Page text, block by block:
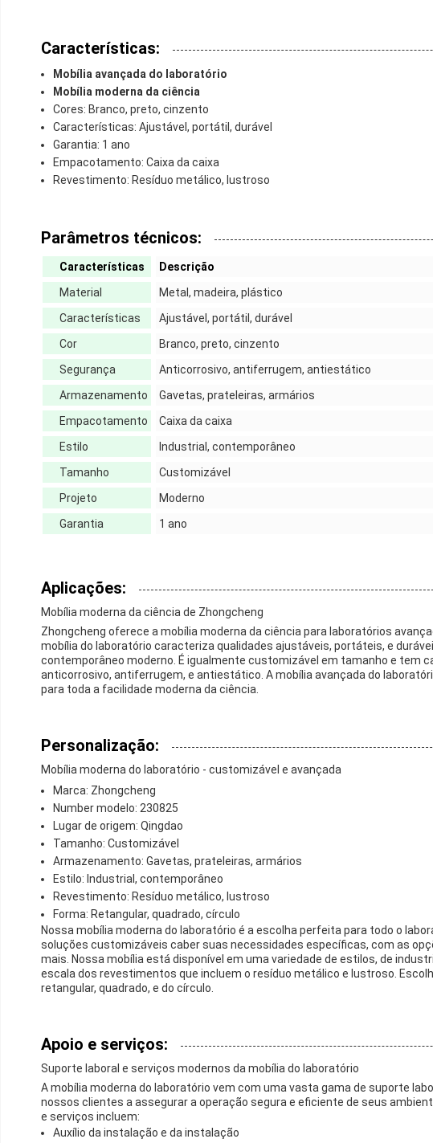
Características:
Mobília avançada do laboratório
Mobília moderna da ciência
Cores: Branco, preto, cinzento
Características: Ajustável, portátil, durável
Garantia: 1 ano
Empacotamento: Caixa da caixa
Revestimento: Resíduo metálico, lustroso
Parâmetros técnicos:
Características
Descrição
Material
Metal, madeira, plástico
Características
Ajustável, portátil, durável
Cor
Branco, preto, cinzento
Segurança
Anticorrosivo, antiferrugem, antiestático
Armazenamento
Gavetas, prateleiras, armários
Empacotamento
Caixa da caixa
Estilo
Industrial, contemporâneo
Tamanho
Customizável
Projeto
Moderno
Garantia
1 ano
Aplicações:
Mobília moderna da ciência de Zhongcheng
Zhongcheng oferece a mobília moderna da ciência para laboratórios
mobília do laboratório caracteriza qualidades ajustáveis, portáteis, e
contemporâneo moderno. É igualmente customizável em tamanho e tem
anticorrosivo, antiferrugem, e antiestático. A mobília avançada do
para toda a facilidade moderna da ciência.
Personalização:
Mobília moderna do laboratório - customizável e avançada
Marca: Zhongcheng
Number modelo: 230825
Lugar de origem: Qingdao
Tamanho: Customizável
Armazenamento: Gavetas, prateleiras, armários
Estilo: Industrial, contemporâneo
Revestimento: Resíduo metálico, lustroso
Forma: Retangular, quadrado, círculo
Nossa mobília moderna do laboratório é a escolha perfeita para todo o
soluções customizáveis caber suas necessidades específicas, com as
mais. Nossa mobília está disponível em uma variedade de estilos, de
escala dos revestimentos que incluem o resíduo metálico e lustroso.
retangular, quadrado, e do círculo.
Apoio e serviços:
Suporte laboral e serviços modernos da mobília do laboratório
A mobília moderna do laboratório vem com uma vasta gama de suporte
nossos clientes a assegurar a operação segura e eficiente de seus
e serviços incluem:
Auxílio da instalação e da instalação